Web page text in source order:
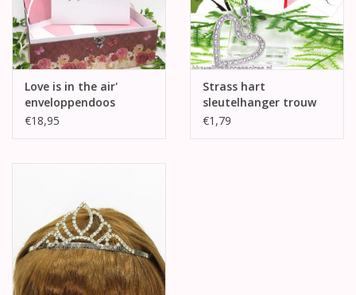
Love is in the air'
enveloppendoos
€18,95
Strass hart
sleutelhanger trouw
bedankjes
€1,79